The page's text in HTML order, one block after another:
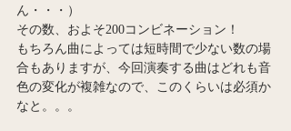
ん・・・）
その数、およそ200コンビネーション！
もちろん曲によっては短時間で少ない数の場
合もありますが、今回演奏する曲はどれも音
色の変化が複雑なので、このくらいは必須か
なと。。。